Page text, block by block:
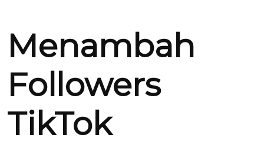
Menambah
Followers
TikTok